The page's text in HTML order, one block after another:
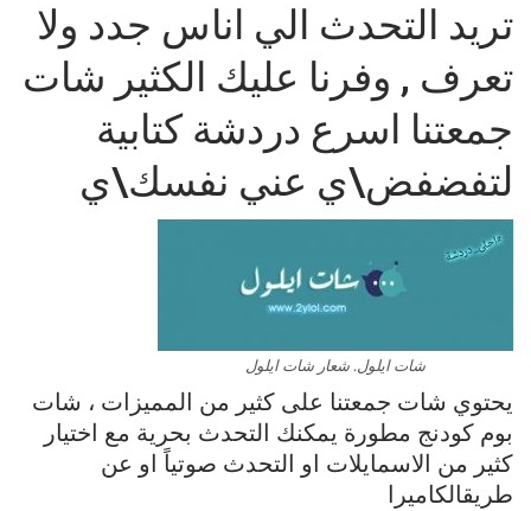
تريد التحدث الي اناس جدد ولا
تعرف , وفرنا عليك الكثير شات
جمعتنا اسرع دردشة كتابية
لتفضفض\ي عني نفسك\ي
شات ايلول. شعار شات ايلول
يحتوي شات جمعتنا على كثير من المميزات ، شات
بوم كودنج مطورة يمكنك التحدث بحرية مع اختيار
كثير من الاسمايلات او التحدث صوتياً او عن
طريقالكاميرا